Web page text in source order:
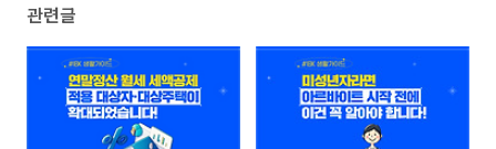
관련글